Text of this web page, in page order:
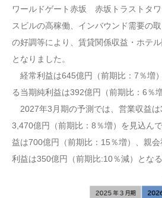
ワールドゲート赤坂 赤坂トラストタ
スビルの高稼働、インバウンド需要の
の好調等により、賃貸関係収益・ホテ
となりました。
経常利益は645億円（前期比：7％増
る当期純利益は392億円（前期比：6％
2027年3月期の予測では、営業収益は
3,470億円（前期比：8％増）を見込ん
益は700億円（前期比：15％増）、親
利益は350億円（前期比:10％減）となる